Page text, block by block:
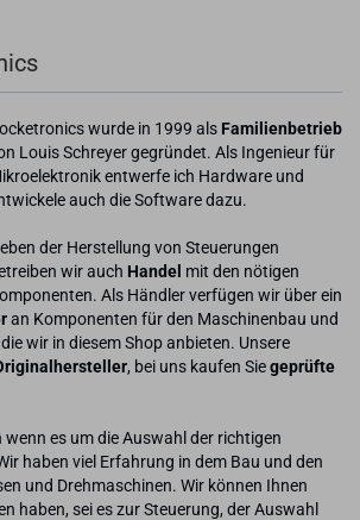
wurde in 1999 als Familienbetrieb
Louis Schreyer gegründet. Als Ingenieur für
entwerfe ich Hardware und
auch die Software dazu.
der Herstellung von Steuerungen
wir auch Handel mit den nötigen
Als Händler verfügen wir über ein
an Komponenten für den Maschinenbau und
wir in diesem Shop anbieten. Unsere
, bei uns kaufen Siegeprüfte
wenn es um die Auswahl der richtigen
haben viel Erfahrung in dem Bau und den
und Drehmaschinen. Wir können Ihnen
haben, sei es zur Steuerung, der Auswahl